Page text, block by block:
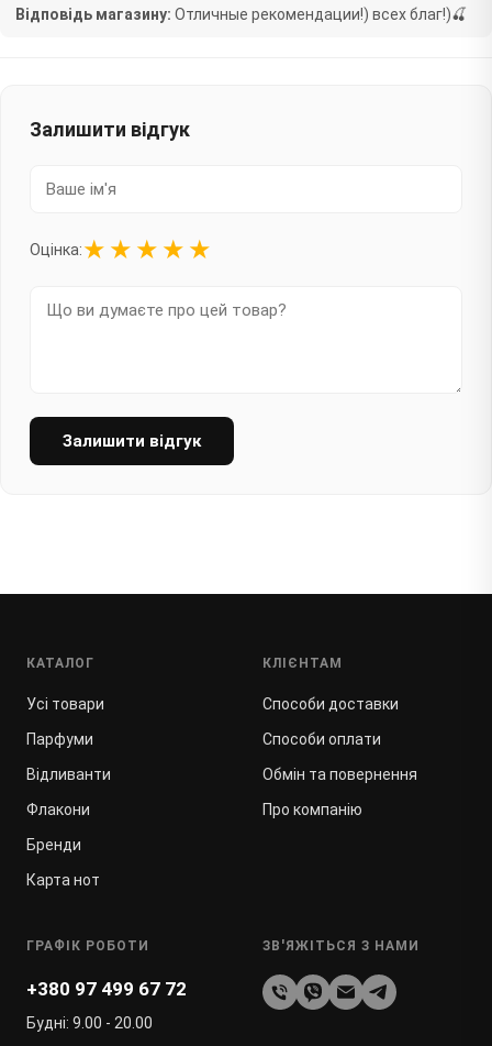
Відповідь магазину: Отличные рекомендации!) всех благ!)🍒
Залишити відгук
Оцінка:★ ★ ★ ★ ★
Залишити відгук
КАТАЛОГ
Усі товари
Парфуми
Відливанти
Флакони
Бренди
Карта нот
КЛІЄНТАМ
Способи доставки
Способи оплати
Обмін та повернення
Про компанію
ГРАФІК РОБОТИ
+380 97 499 67 72
Будні: 9.00 - 20.00
ЗВ'ЯЖІТЬСЯ З НАМИ